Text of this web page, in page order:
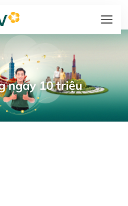
ngay 10 triệu